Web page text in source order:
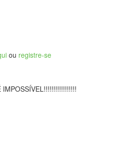
ou registre-se